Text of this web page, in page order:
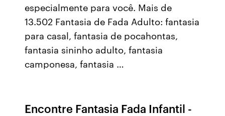
especialmente para você. Mais de
13.502 Fantasia de Fada Adulto: fantasia
para casal, fantasia de pocahontas,
fantasia sininho adulto, fantasia
camponesa, fantasia …
Encontre Fantasia Fada Infantil -